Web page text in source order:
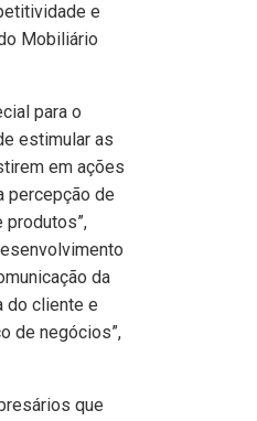
e
Mobiliário
para o
estimular as
em ações
percepção de
produtos”,
da
do cliente e
de negócios”,
que